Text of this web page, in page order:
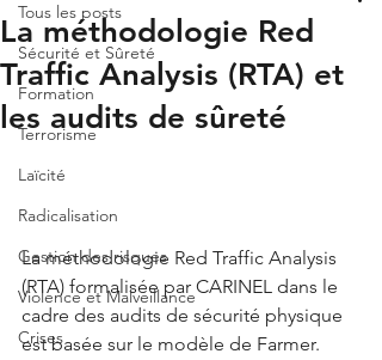
Tous les posts
Sécurité et Sûreté
Formation
Terrorisme
Laïcité
Radicalisation
Gestion des risques
Violence et Malveillance
Crises
La méthodologie Red
Traffic Analysis (RTA) et
les audits de sûreté
La méthodologie Red Traffic Analysis
(RTA) formalisée par CARINEL dans le
cadre des audits de sécurité physique
est basée sur le modèle de Farmer.